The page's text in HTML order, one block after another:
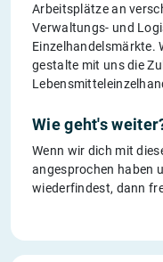
Arbeitsplätze an
Verwaltungs- und
Einzelhandelsmärkte.
gestalte mit uns die
Wie geht's
Wenn wir dich mit
angesprochen haben
wiederfindest, dann